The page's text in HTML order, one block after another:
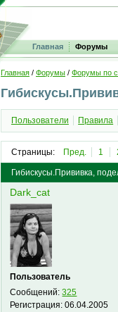
Главная Форумы
Главная / Форумы / Форумы по
Пользователи Правила
Страницы: Пред. 1
Гибискусы.Прививка,
Dark_cat
Пользователь
Сообщений:325
Регистрация:06.04.2005